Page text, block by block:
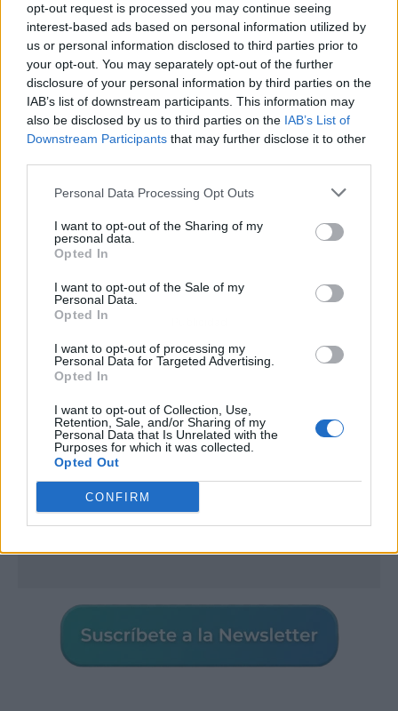
opt-out request is processed you may continue seeing
interest-based ads based on personal information utilized by
us or personal information disclosed to third parties prior to
your opt-out. You may separately opt-out of the further
disclosure of your personal information by third parties on the
IAB’s list of downstream participants. This information may
also be disclosed by us to third parties on the IAB’s List of
Downstream Participants that may further disclose it to other
Personal Data Processing Opt Outs
I want to opt-out of the Sharing of my
personal data.
Opted In
I want to opt-out of the Sale of my
Personal Data.
Opted In
I want to opt-out of processing my
Personal Data for Targeted Advertising.
Opted In
I want to opt-out of Collection, Use,
Retention, Sale, and/or Sharing of my
Personal Data that Is Unrelated with the
Purposes for which it was collected.
Opted Out
CONFIRM